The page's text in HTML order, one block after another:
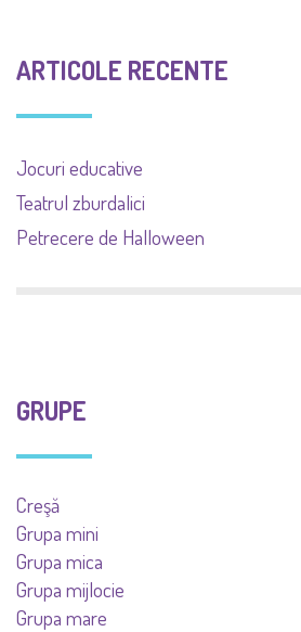
ARTICOLE RECENTE
Jocuri educative
Teatrul zburdalici
Petrecere de Halloween
GRUPE
Creşă
Grupa mini
Grupa mica
Grupa mijlocie
Grupa mare